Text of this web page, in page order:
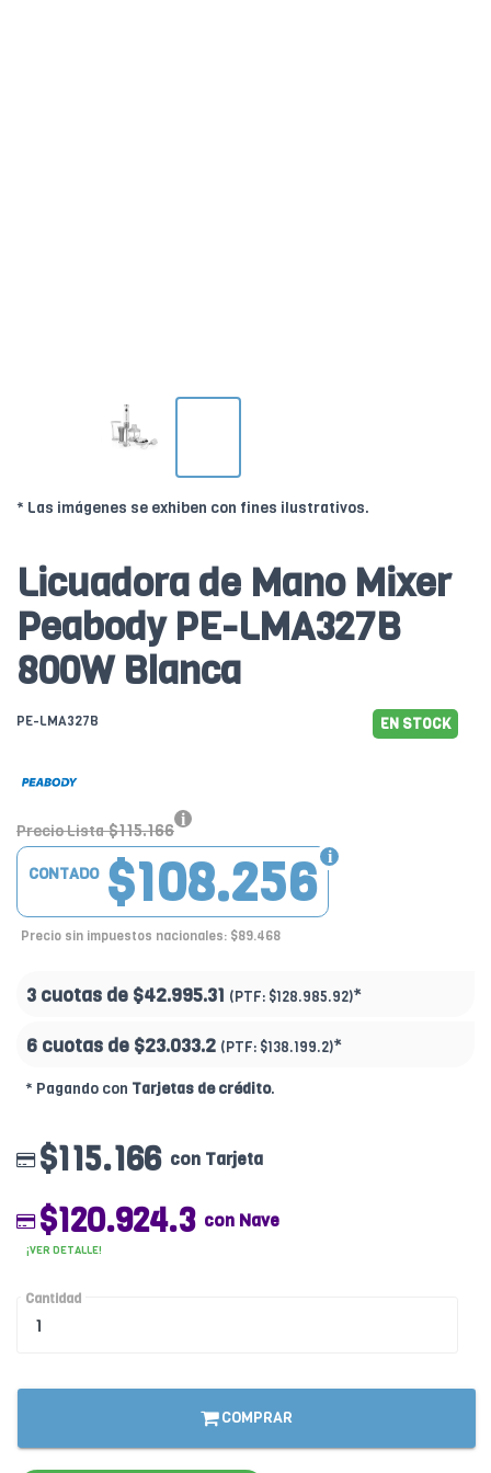
* Las imágenes se exhiben con fines ilustrativos.
Licuadora de Mano Mixer
Peabody PE-LMA327B
800W Blanca
PE-LMA327B EN STOCK
Precio Lista $115.166
$108.256
CONTADO
Precio sin impuestos nacionales: $89.468
3 cuotas de $42.995.31 (PTF: $128.985.92)*
6 cuotas de $23.033.2 (PTF: $138.199.2)*
* Pagando con Tarjetas de crédito.
$115.166 con Tarjeta
$120.924.3 con Nave
¡VER DETALLE!
Cantidad
COMPRAR